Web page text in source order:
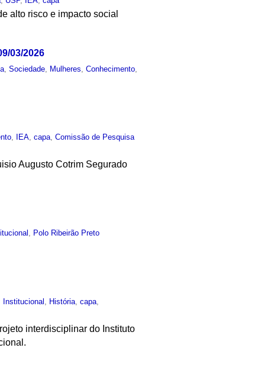
alto risco e impacto social
03/2026
,Sociedade Mulheres ,Conhecimento
, IEA,capa,Comissão de Pesquisa
Augusto Cotrim Segurado
, Polo Ribeirão Preto
Institucional História ,capa
interdisciplinar do Instituto